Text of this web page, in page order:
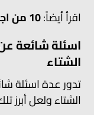
اقرأ أيضاً:10 من اجمل اماكن السياحة في اسطنبول
اسئلة شائعة
الشتاء
تدور عدة اسئلة
الشتاء ولعل أبرز